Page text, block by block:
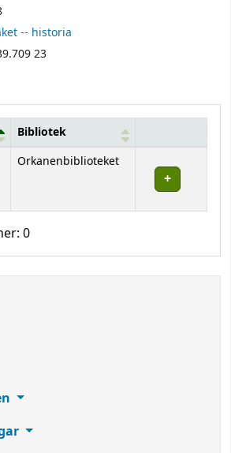
-- historia
23
Bibliotek
Orkanenbiblioteket
0